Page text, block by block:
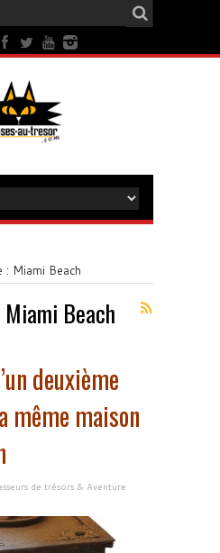
: Miami Beach
Miami Beach
deuxième
même maison
de trésors & Aventure